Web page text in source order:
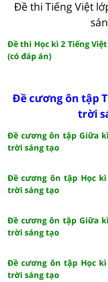
Đề thi Tiếng Việt
Đề thi Học kì 2 Tiếng
(có đáp án)
Đề cương ôn tập
trời
Đề cương ôn tập Giữa
trời sáng tạo
Đề cương ôn tập Học
trời sáng tạo
Đề cương ôn tập Giữa
trời sáng tạo
Đề cương ôn tập Học
trời sáng tạo